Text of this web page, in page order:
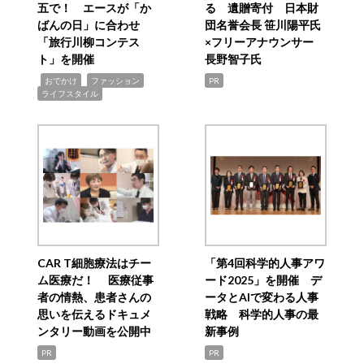
五で！ エースが「か
ばんの日」に合わせ
「旅行川柳コンテス
ト」を開催
おでかけ ファッション
ライフスタイル
る 遺贈寄付 日本財
団名誉会長 笹川陽平氏
×フリーアナウンサー
長野智子氏
PR
CAR T細胞療法はチー
ム医療だ！ 医療従事
者の情熱、患者さんの
思いを伝えるドキュメ
ンタリー動画を公開中
PR
「第4回科学的人事アワ
ード2025」を開催 デ
ータとAIで変わる人事
戦略 科学的人事の最
新事例
PR